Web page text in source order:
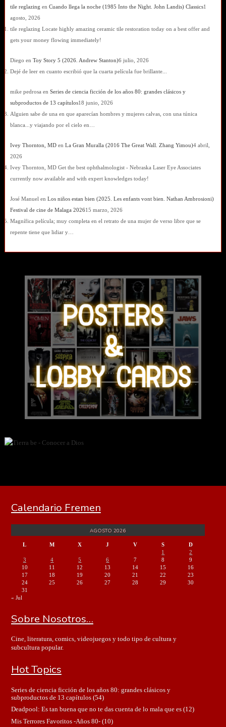
tile reglazing en Cuando llega la noche (1985 Into the Night. John Landis) Classics1
agosto, 2026
tile reglazing Locate highly amazing ceramic tile restoration today on a best offer and
gets your money flowing immediately!
Diego en Toy Story 5 (2026. Andrew Stanton)6 julio, 2026
Dejé de leer en cuanto escribió que la cuarta película fue brillante...
mike pedrosa en Series de ciencia ficción de los años 80: grandes clásicos y
subproductos de 13 capítulos18 junio, 2026
Alguien sabe de una en que aparecían hombres y mujeres calvas, con una túnica
blanca...y viajando por el cielo en…
Ivey Thornton, MDen La Gran Muralla (2016 The Great Wall. Zhang Yimou)4 abril,
2026
Ivey Thornton, MD Get the best ophthalmologist - Nebraska Laser Eye Associates
currently now available and with expert knowledges today!
José Manuel en Los niños estan bien (2025. Les enfants vont bien. Nathan Ambrosioni)
Festival de cine de Malaga 202615 marzo, 2026
Magnífica película; muy completa en el retrato de una mujer de verso libre que se
repente tiene que lidiar y…
Calendario Fremen
AGOSTO 2026
L M X J V S
D
1
2
3
4 5 6 7 8
9
10
11 12 13 14 15
16
17
18 19 20 21 22
23
24
25 26 27 28 29
30
31
« Jul
Sobre Nosotros…
Cine, literatura, comics, videojuegos y todo tipo de cultura y
subcultura popular.
Hot Topics
Series de ciencia ficción de los años 80: grandes clásicos y
subproductos de 13 capítulos(54)
Deadpool: Es tan buena que no te das cuenta de lo mala que es(12)
Mis Terrores Favoritos -Años 80-(10)